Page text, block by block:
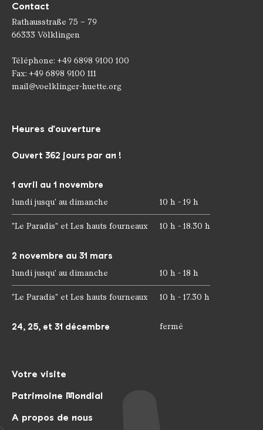
Contact
Rathausstraße 75 – 79
66333 Völklingen
Téléphone: +49 6898 9100 100
Fax: +49 6898 9100 111
mail@voelklinger-huette.org
Votre visite
Patrimoine Mondial
A propos de nous
Heures d'ouverture
Ouvert 362 jours par an !
1 avril au 1 novembre
lundi jusqu' au dimanche 10 h - 19 h
"Le Paradis" et Les hauts fourneaux 10 h - 18.30 h
2 novembre au 31 mars
lundi jusqu' au dimanche 10 h - 18 h
"Le Paradis" et Les hauts fourneaux 10 h - 17.30 h
24, 25, et 31 décembre fermé